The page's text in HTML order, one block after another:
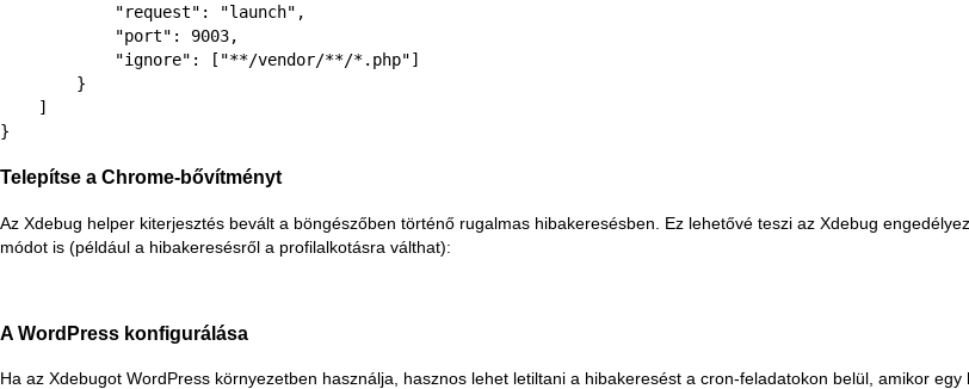
"request": "launch",
"port": 9003,
"ignore": ["**/vendor/**/*.php"]
}
]
}
Telepítse a Chrome-bővítményt
Az Xdebug helper kiterjesztés bevált a böngészőben történő rugalmas hibakeresésben. Ez lehetővé teszi az Xdebug
módot is (például a hibakeresésről a profilalkotásra válthat):
A WordPress konfigurálása
Ha az Xdebugot WordPress környezetben használja, hasznos lehet letiltani a hibakeresést a cron-feladatokon belül, amikor